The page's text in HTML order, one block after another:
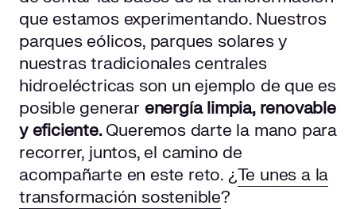
que estamos experimentando. Nuestros
parques eólicos, parques solares y
nuestras tradicionales centrales
hidroeléctricas son un ejemplo de que es
posible generar energía limpia, renovable
y eficiente.Queremos darte la mano para
recorrer, juntos, el camino de
acompañarte en este reto. ¿Te unes a la
transformación sostenible?